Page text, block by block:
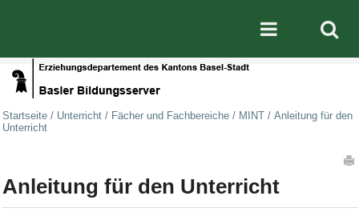
Mobile
Startseite / Unterricht / Fächer und Fachbereiche / MINT / Anleitung für den
Unterricht
Anleitung für den Unterricht